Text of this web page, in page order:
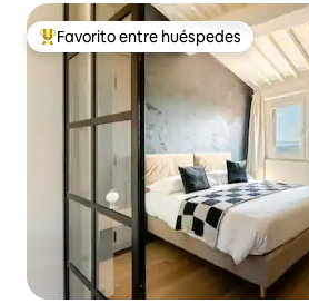
De los mejores en Favorito entre
Favorito entre huéspedes